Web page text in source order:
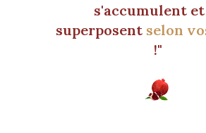
s'accumulent et
superposent selon
!"